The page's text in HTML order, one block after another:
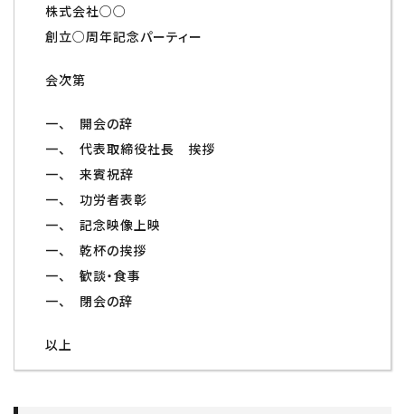
株式会社○○
創立○周年記念パーティー
会次第
一、 開会の辞
一、 代表取締役社長 挨拶
一、 来賓祝辞
一、 功労者表彰
一、 記念映像上映
一、 乾杯の挨拶
一、 歓談・食事
一、 閉会の辞
以上